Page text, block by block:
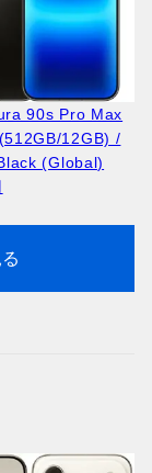
2025 A3355
/ Silver
90s Pro Max
12GB) /
(Global)